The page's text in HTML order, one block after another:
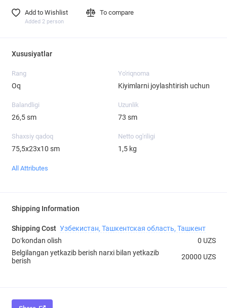
Add to Wishlist
Added 2 person
To compare
Xususiyatlar
Rang
Oq
Yo'riqnoma
Kiyimlarni joylashtirish uchun
Balandligi
26,5 sm
Uzunlik
73 sm
Shaxsiy qadoq
75,5х23х10 sm
Netto og'riligi
1,5 kg
All Attributes
Shipping Information
Shipping Cost Узбекистан, Ташкентская область, Ташкент
Doʻkondan olish
0 UZS
Belgilangan yetkazib berish narxi bilan yetkazib
berish
20000 UZS